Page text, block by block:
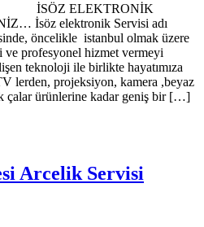
İSÖZ ELEKTRONİK
İsöz elektronik Servisi adı
öncelikle istanbul olmak üzere
profesyonel hizmet vermeyi
teknoloji ile birlikte hayatımıza
lerden, projeksiyon, kamera ,beyaz
çalar ürünlerine kadar geniş bir […]
Arcelik Servisi